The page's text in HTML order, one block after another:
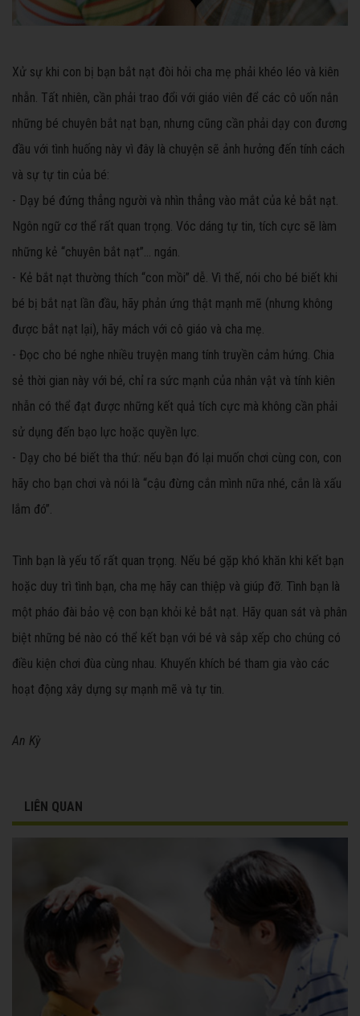
Xử sự khi con bị bạn bắt nạt đòi hỏi cha mẹ phải khéo léo và kiên
nhẫn. Tất nhiên, cần phải trao đổi với giáo viên để các cô uốn nắn
những bé chuyên bắt nạt bạn, nhưng cũng cần phải dạy con đương
đầu với tình huống này vì đây là chuyện sẽ ảnh hưởng đến tính cách
và sự tự tin của bé:
- Dạy bé đứng thẳng người và nhìn thẳng vào mắt của kẻ bắt nạt.
Ngôn ngữ cơ thể rất quan trọng. Vóc dáng tự tin, tích cực sẽ làm
những kẻ “chuyên bắt nạt”... ngán.
- Kẻ bắt nạt thường thích “con mồi” dễ. Vì thế, nói cho bé biết khi
bé bị bắt nạt lần đầu, hãy phản ứng thật mạnh mẽ (nhưng không
được bắt nạt lại), hãy mách với cô giáo và cha mẹ.
- Đọc cho bé nghe nhiều truyện mang tính truyền cảm hứng. Chia
sẻ thời gian này với bé, chỉ ra sức mạnh của nhân vật và tính kiên
nhẫn có thể đạt được những kết quả tích cực mà không cần phải
sử dụng đến bạo lực hoặc quyền lực.
- Dạy cho bé biết tha thứ: nếu bạn đó lại muốn chơi cùng con, con
hãy cho bạn chơi và nói là “cậu đừng cắn mình nữa nhé, cắn là xấu
lắm đó”.
Tình bạn là yếu tố rất quan trọng. Nếu bé gặp khó khăn khi kết bạn
hoặc duy trì tình bạn, cha mẹ hãy can thiệp và giúp đỡ. Tình bạn là
một pháo đài bảo vệ con bạn khỏi kẻ bắt nạt. Hãy quan sát và phân
biệt những bé nào có thể kết bạn với bé và sắp xếp cho chúng có
điều kiện chơi đùa cùng nhau. Khuyến khích bé tham gia vào các
hoạt động xây dựng sự mạnh mẽ và tự tin.
An Kỳ
LIÊN QUAN